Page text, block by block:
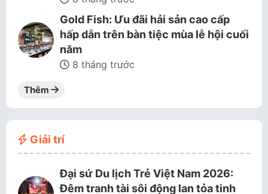
Gold Fish: Ưu đãi hải sản cao cấp
hấp dẫn trên bàn tiệc mùa lễ hội cuối
năm
8 tháng trước
Thêm
Giải trí
Đại sứ Du lịch Trẻ Việt Nam 2026:
Đêm tranh tài sôi động lan tỏa tinh